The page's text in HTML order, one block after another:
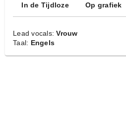
In de Tijdloze Op grafiek
Lead vocals:Vrouw
Taal: Engels